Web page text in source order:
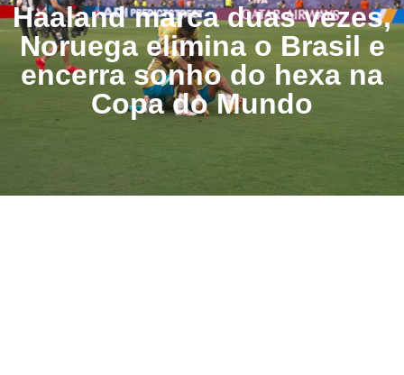
Haaland marca duas vezes,
Noruega elimina o Brasil e
encerra sonho do hexa na
Copa do Mundo